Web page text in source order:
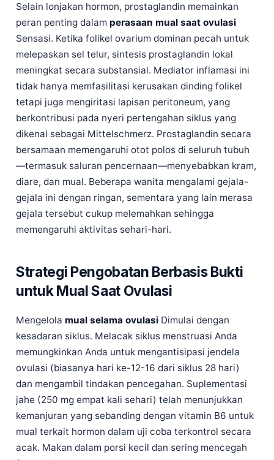
Selain lonjakan hormon, prostaglandin memainkan
peran penting dalam perasaan mual saat ovulasi
Sensasi. Ketika folikel ovarium dominan pecah untuk
melepaskan sel telur, sintesis prostaglandin lokal
meningkat secara substansial. Mediator inflamasi ini
tidak hanya memfasilitasi kerusakan dinding folikel
tetapi juga mengiritasi lapisan peritoneum, yang
berkontribusi pada nyeri pertengahan siklus yang
dikenal sebagai Mittelschmerz. Prostaglandin secara
bersamaan memengaruhi otot polos di seluruh tubuh
—termasuk saluran pencernaan—menyebabkan kram,
diare, dan mual. Beberapa wanita mengalami gejala-
gejala ini dengan ringan, sementara yang lain merasa
gejala tersebut cukup melemahkan sehingga
memengaruhi aktivitas sehari-hari.
Strategi Pengobatan Berbasis Bukti
untuk Mual Saat Ovulasi
Mengelola mual selama ovulasi Dimulai dengan
kesadaran siklus. Melacak siklus menstruasi Anda
memungkinkan Anda untuk mengantisipasi jendela
ovulasi (biasanya hari ke-12-16 dari siklus 28 hari)
dan mengambil tindakan pencegahan. Suplementasi
jahe (250 mg empat kali sehari) telah menunjukkan
kemanjuran yang sebanding dengan vitamin B6 untuk
mual terkait hormon dalam uji coba terkontrol secara
acak. Makan dalam porsi kecil dan sering mencegah